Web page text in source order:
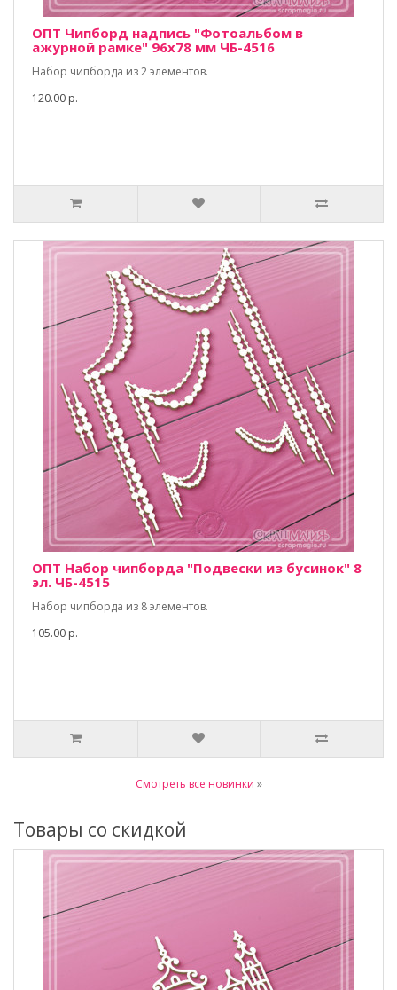
ОПТ Чипборд надпись "Фотоальбом в
ажурной рамке" 96х78 мм ЧБ-4516
Набор чипборда из 2 элементов.
120.00 р.
ОПТ Набор чипборда "Подвески из бусинок" 8
эл. ЧБ-4515
Набор чипборда из 8 элементов.
105.00 р.
Смотреть все новинки »
Товары со скидкой